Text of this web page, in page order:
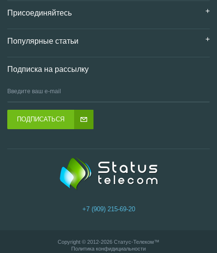
Присоединяйтесь
Популярные статьи
Подписка на рассылку
ПОДПИСАТЬСЯ
+7 (909) 215-69-20
Copyright © 2012-2026 Статус-Телеком™
Политика конфидициальности